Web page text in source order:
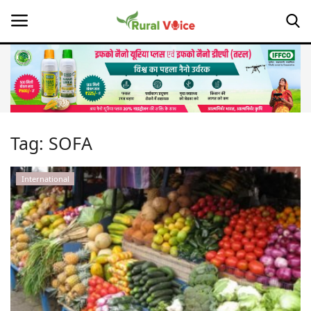
Home
About Us
Leadership Profiles
Opinion
Politics
Magazine
Tag: SOFA
International